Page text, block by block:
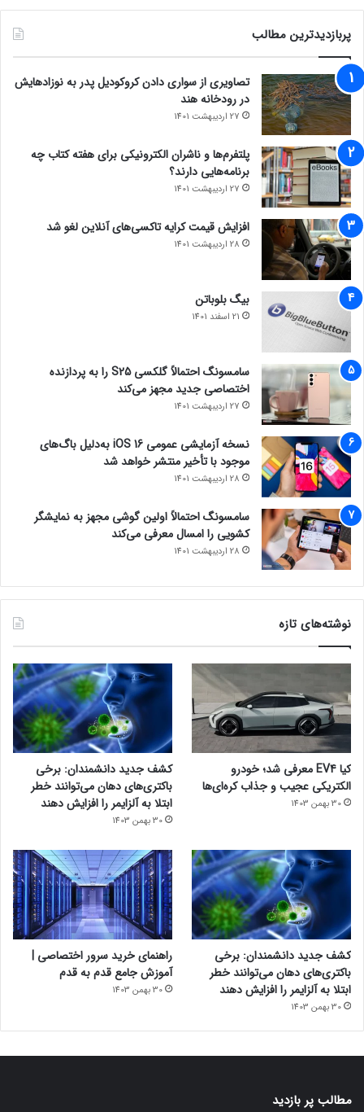
پربازدیدترین مطالب
تصاویری از سواری دادن کروکودیل پدر به نوزادهایش
در رودخانه هند
27 اردیبهشت 1401
پلتفرم‌ها و ناشران الکترونیکی برای هفته کتاب چه
برنامه‌هایی دارند؟
27 اردیبهشت 1401
افزایش قیمت کرایه تاکسی‌های آنلاین لغو شد
28 اردیبهشت 1401
بیگ بلوباتن
21 اسفند 1401
سامسونگ احتمالاً گلکسی S25 را به پردازنده
اختصاصی جدید مجهز می‌کند
27 اردیبهشت 1401
نسخه آزمایشی عمومی iOS 16 به‌دلیل باگ‌های
موجود با تأخیر منتشر خواهد شد
28 اردیبهشت 1401
سامسونگ احتمالاً اولین گوشی مجهز به نمایشگر
کشویی را امسال معرفی می‌کند
28 اردیبهشت 1401
نوشته‌های تازه
کیا EV4 معرفی شد؛ خودرو
الکتریکی عجیب و جذاب کره‌ای‌ها
30 بهمن 1403
کشف جدید دانشمندان: برخی
باکتری‌های دهان می‌توانند خطر
ابتلا به آلزایمر را افزایش دهند
30 بهمن 1403
کشف جدید دانشمندان: برخی
باکتری‌های دهان می‌توانند خطر
ابتلا به آلزایمر را افزایش دهند
30 بهمن 1403
راهنمای خرید سرور اختصاصی |
آموزش جامع قدم به قدم
30 بهمن 1403
مطالب پر بازدید